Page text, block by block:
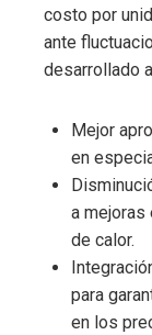
costo por
ante
desarrollado
Mejor
en
a mejoras
de calor.
para
en los